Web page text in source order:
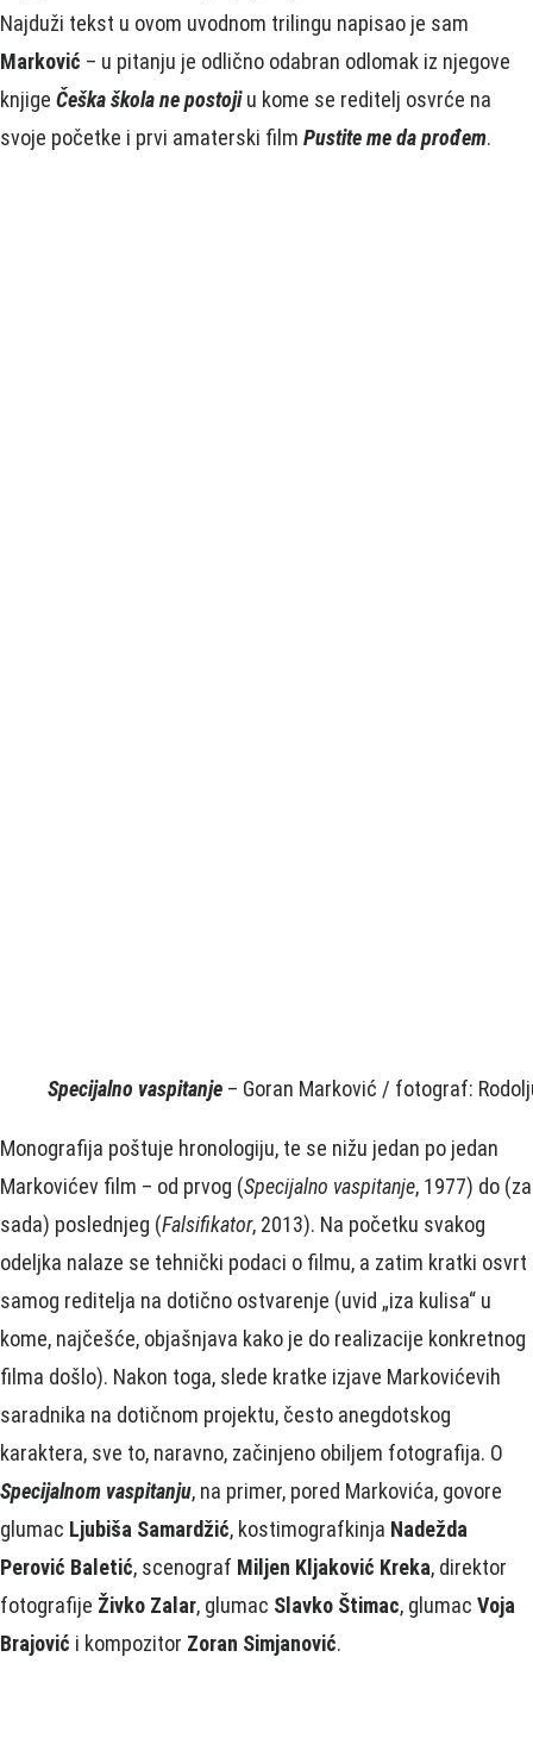
Najduži tekst u ovom uvodnom trilingu napisao je sam
Marković – u pitanju je odlično odabran odlomak iz njegove
knjige Češka škola ne postojiu kome se reditelj osvrće na
svoje početke i prvi amaterski film Pustite me da prođem.
Specijalno vaspitanje – Goran Marković / fotograf:
Monografija poštuje hronologiju, te se nižu jedan po jedan
Markovićev film – od prvog (Specijalno vaspitanje, 1977) do (za
sada) poslednjeg (Falsifikator, 2013). Na početku svakog
odeljka nalaze se tehnički podaci o filmu, a zatim kratki osvrt
samog reditelja na dotično ostvarenje (uvid „iza kulisa“ u
kome, najčešće, objašnjava kako je do realizacije konkretnog
filma došlo). Nakon toga, slede kratke izjave Markovićevih
saradnika na dotičnom projektu, često anegdotskog
karaktera, sve to, naravno, začinjeno obiljem fotografija. O
Specijalnom vaspitanju, na primer, pored Markovića, govore
glumac Ljubiša Samardžić, kostimografkinja Nadežda
Perović Baletić, scenograf Miljen Kljaković Kreka, direktor
fotografije Živko Zalar, glumac Slavko Štimac, glumac Voja
Brajović i kompozitor Zoran Simjanović.